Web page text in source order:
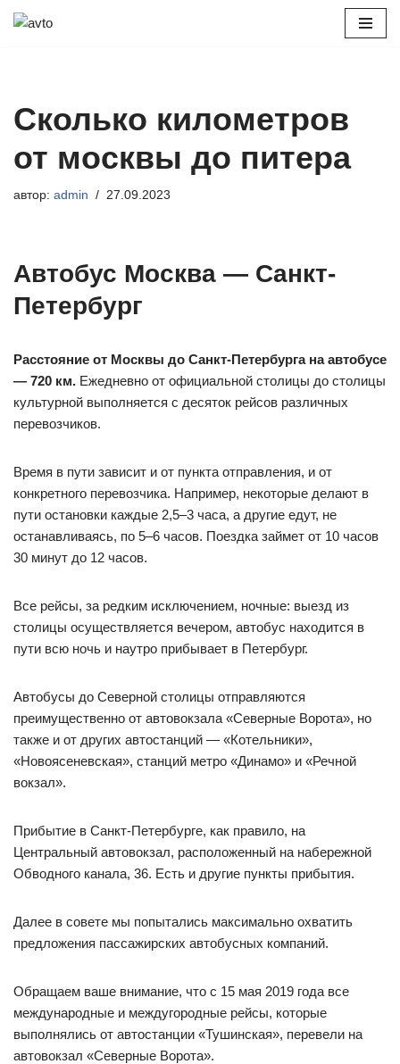
Сколько километров
от москвы до питера
автор: admin 27.09.2023
Автобус Москва — Санкт-
Петербург
Расстояние от Москвы до Санкт-Петербурга на автобусе
— 720 км. Ежедневно от официальной столицы до столицы
культурной выполняется с десяток рейсов различных
перевозчиков.
Время в пути зависит и от пункта отправления, и от
конкретного перевозчика. Например, некоторые делают в
пути остановки каждые 2,5–3 часа, а другие едут, не
останавливаясь, по 5–6 часов. Поездка займет от 10 часов
30 минут до 12 часов.
Все рейсы, за редким исключением, ночные: выезд из
столицы осуществляется вечером, автобус находится в
пути всю ночь и наутро прибывает в Петербург.
Автобусы до Северной столицы отправляются
преимущественно от автовокзала «Северные Ворота», но
также и от других автостанций — «Котельники»,
«Новоясеневская», станций метро «Динамо» и «Речной
вокзал».
Прибытие в Санкт-Петербурге, как правило, на
Центральный автовокзал, расположенный на набережной
Обводного канала, 36. Есть и другие пункты прибытия.
Далее в совете мы попытались максимально охватить
предложения пассажирских автобусных компаний.
Обращаем ваше внимание, что с 15 мая 2019 года все
международные и междугородные рейсы, которые
выполнялись от автостанции «Тушинская», перевели на
автовокзал «Северные Ворота».